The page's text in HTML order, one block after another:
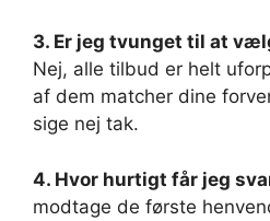
3. Er jeg tvunget til at
Nej, alle tilbud er helt
af dem matcher dine
sige nej tak.
4. Hvor hurtigt får jeg
modtage de første